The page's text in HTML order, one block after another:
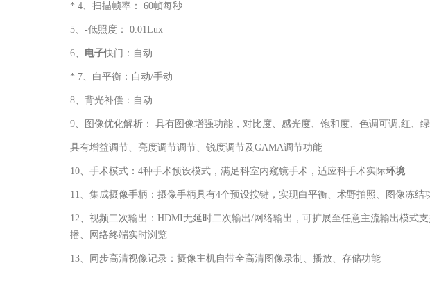
* 4、扫描帧率： 60帧每秒
5、-低照度： 0.01Lux
6、 电子快门：自动
* 7、白平衡：自动/手动
8、背光补偿：自动
9、图像优化解析： 具有图像增强功能，对比度、感光度、饱和度、色调可调,红、
具有增益调节、亮度调节调节、锐度调节及GAMA调节功能
10、手术模式：4种手术预设模式，满足科室内窥镜手术，适应科手术实际环境
11、集成摄像手柄：摄像手柄具有4个预设按键，实现白平衡、术野拍照、图像冻结
12、视频二次输出：HDMI无延时二次输出/网络输出，可扩展至任意主流输出模式
播、网络终端实时浏览
13、同步高清视像记录：摄像主机自带全高清图像录制、播放、存储功能